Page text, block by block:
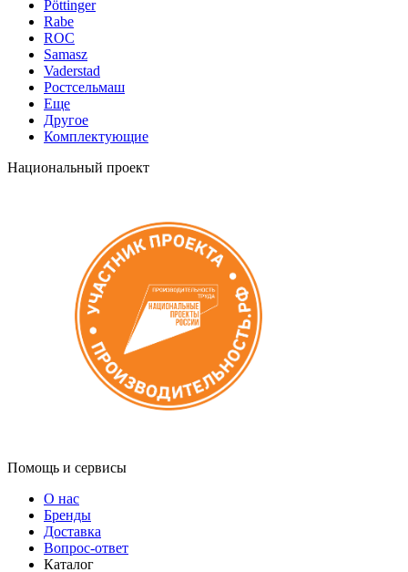
Pöttinger
Rabe
ROC
Samasz
Vaderstad
Ростсельмаш
Еще
Другое
Комплектующие
Национальный проект
Помощь и сервисы
О нас
Бренды
Доставка
Вопрос-ответ
Каталог